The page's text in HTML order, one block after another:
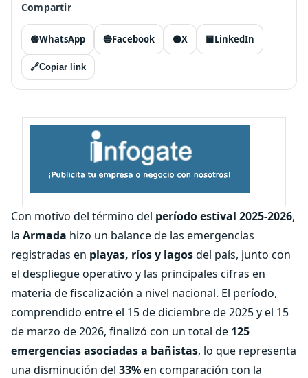
Compartir
🟢WhatsApp 🔵Facebook ⚫X 🟦LinkedIn
🔗Copiar link
Con motivo del término del período estival 2025-2026,
la Armada hizo un balance de las emergencias
registradas en playas, ríos y lagosdel país, junto con
el despliegue operativo y las principales cifras en
materia de fiscalización a nivel nacional. El período,
comprendido entre el 15 de diciembre de 2025 y el 15
de marzo de 2026, finalizó con un total de 125
emergencias asociadas a bañistas, lo que representa
una disminución del 33%en comparación con la